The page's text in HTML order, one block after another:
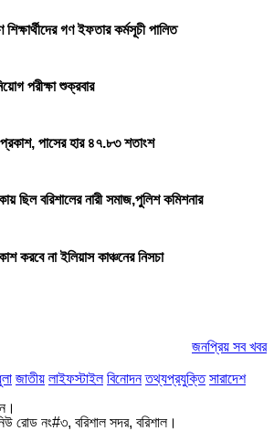
গণ ইফতার কর্মসূচী পালিত
পরীক্ষা শুক্রবার
পাসের হার ৪৭.৮৩ শতাংশ
ছিল বরিশালের নারী সমাজ,পুলিশ কমিশনার
করবে না ইলিয়াস কাঞ্চনের নিসচা
জনপ্রিয় সব খবর
জাতীয় লাইফস্টাইল বিনোদন তথ্যপ্রযুক্তি সারাদেশ
রোড নং#৩, বরিশাল সদর, বরিশাল।